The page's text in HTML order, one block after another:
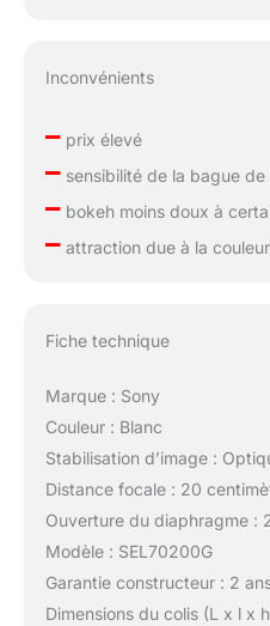
Inconvénients
–prix élevé
–sensibilité de la bague de
–bokeh moins doux à
–attraction due à la
Fiche technique
Marque : Sony
Couleur : Blanc
Stabilisation d’image :
Distance focale : 20
Ouverture du diaphragme :
Modèle : SEL70200G
Garantie constructeur : 2
Dimensions du colis (L x l x